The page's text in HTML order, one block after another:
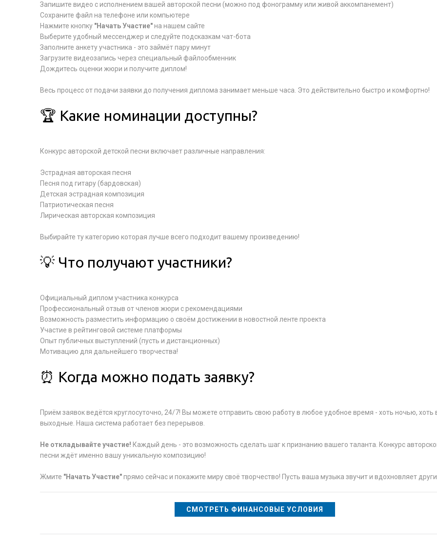
Запишите видео с исполнением вашей авторской песни (можно под фонограмму или живой аккомпанемент)
Сохраните файл на телефоне или компьютере
Нажмите кнопку "Начать Участие"на нашем сайте
Выберите удобный мессенджер и следуйте подсказкам чат-бота
Заполните анкету участника - это займёт пару минут
Загрузите видеозапись через специальный файлообменник
Дождитесь оценки жюри и получите диплом!
Весь процесс от подачи заявки до получения диплома занимает меньше часа. Это действительно быстро и комфортно!
🏆 Какие номинации доступны?
Конкурс авторской детской песни включает различные направления:
Эстрадная авторская песня
Песня под гитару (бардовская)
Детская эстрадная композиция
Патриотическая песня
Лирическая авторская композиция
Выбирайте ту категорию которая лучше всего подходит вашему произведению!
💡 Что получают участники?
Официальный диплом участника конкурса
Профессиональный отзыв от членов жюри с рекомендациями
Возможность разместить информацию о своём достижении в новостной ленте проекта
Участие в рейтинговой системе платформы
Опыт публичных выступлений (пусть и дистанционных)
Мотивацию для дальнейшего творчества!
⏰ Когда можно подать заявку?
Приём заявок ведётся круглосуточно, 24/7! Вы можете отправить свою работу в любое удобное время - хоть ночью, хоть
выходные. Наша система работает без перерывов.
Не откладывайте участие! Каждый день - это возможность сделать шаг к признанию вашего таланта. Конкурс
песни ждёт именно вашу уникальную композицию!
Жмите "Начать Участие"прямо сейчас и покажите миру своё творчество! Пусть ваша музыка звучит и вдохновляет
СМОТРЕТЬ ФИНАНСОВЫЕ УСЛОВИЯ